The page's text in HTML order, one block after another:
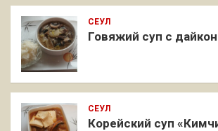
СЕУЛ
Говяжий суп с
СЕУЛ
Корейский суп